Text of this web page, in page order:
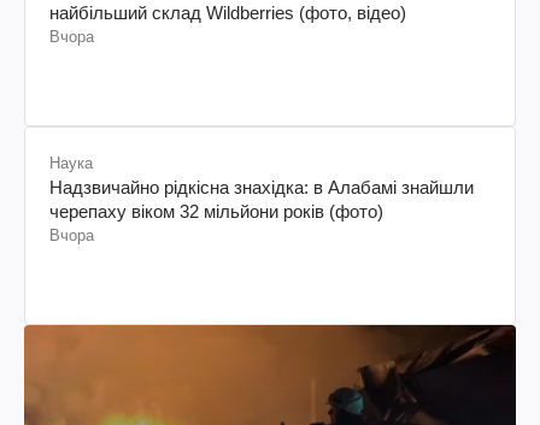
найбільший склад Wildberries (фото, відео)
Вчора
Наука
Надзвичайно рідкісна знахідка: в Алабамі знайшли
черепаху віком 32 мільйони років (фото)
Вчора